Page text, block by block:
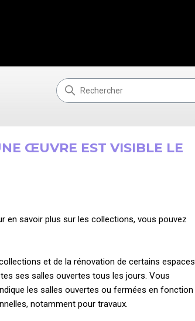
ŒUVRE EST VISIBLE LE
en savoir plus sur les collections, vous pouvez
et de la rénovation de certains espaces
ses salles ouvertes tous les jours. Vous
les salles ouvertes ou fermées en fonction
, notamment pour travaux.